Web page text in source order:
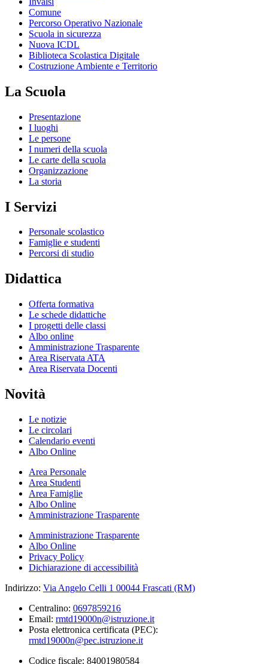
Comune
Percorso Operativo Nazionale
Scuola in sicurezza
Nuova ICDL
Biblioteca Scolastica Digitale
Costruzione Ambiente e Territorio
La Scuola
Presentazione
I luoghi
Le persone
I numeri della scuola
Le carte della scuola
Organizzazione
La storia
I Servizi
Personale scolastico
Famiglie e studenti
Percorsi di studio
Didattica
Offerta formativa
Le schede didattiche
I progetti delle classi
Albo online
Amministrazione Trasparente
Area Riservata ATA
Area Riservata Docenti
Novità
Le notizie
Le circolari
Calendario eventi
Albo Online
Area Personale
Area Studenti
Area Famiglie
Albo Online
Amministrazione Trasparente
Amministrazione Trasparente
Albo Online
Privacy Policy
Dichiarazione di accessibilità
Indirizzo: Via Angelo Celli 1 00044 Frascati (RM)
Centralino: 0697859216
Email: rmtd19000n@istruzione.it
Posta elettronica certificata (PEC):
rmtd19000n@pec.istruzione.it
Codice fiscale: 84001980584